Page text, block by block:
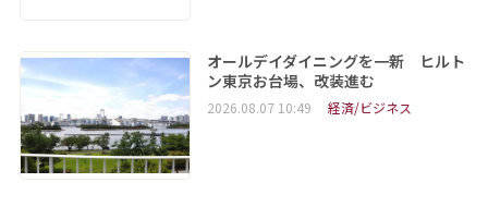
オールデイダイニングを一新 ヒルト
ン東京お台場、改装進む
2026.08.07 10:49 経済/ビジネス